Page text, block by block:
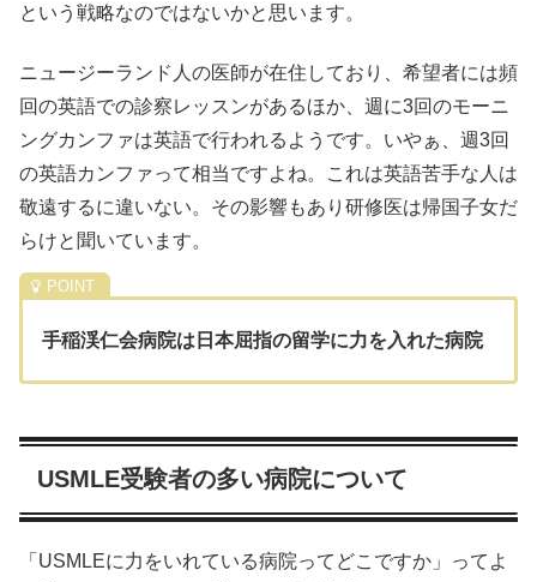
という戦略なのではないかと思います。
ニュージーランド人の医師が在住しており、希望者には頻
回の英語での診察レッスンがあるほか、週に3回のモーニ
ングカンファは英語で行われるようです。いやぁ、週3回
の英語カンファって相当ですよね。これは英語苦手な人は
敬遠するに違いない。その影響もあり研修医は帰国子女だ
らけと聞いています。
手稲渓仁会病院は日本屈指の留学に力を入れた病院
USMLE受験者の多い病院について
「USMLEに力をいれている病院ってどこですか」ってよ